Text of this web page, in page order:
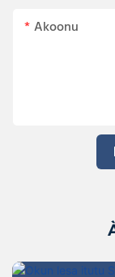
Akoonu